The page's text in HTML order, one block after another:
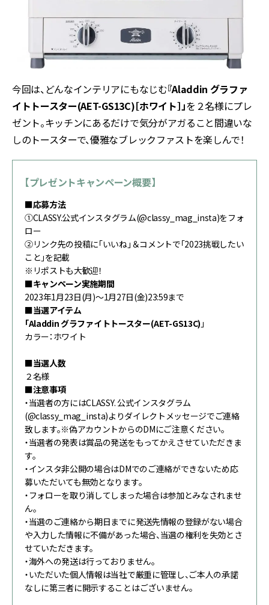
今回は、どんなインテリアにもなじむ『Aladdin グラファ
イトトースター(AET-GS13C)［ホワイト］」を２名様にプレ
ゼント。キッチンにあるだけで気分がアガること間違いな
しのトースターで、優雅なブレックファストを楽しんで！
【プレゼントキャンペーン概要】
■応募方法
①CLASSY.公式インスタグラム(@classy_mag_insta)をフォ
ロー
②リンク先の投稿に「いいね」＆コメントで「2023挑戦したい
こと」を記載
※リポストも大歓迎！
■キャンペーン実施期間
2023年1月23日(月)〜1月27日(金)23:59まで
■当選アイテム
「Aladdin グラファイトトースター(AET-GS13C) 」
カラー：ホワイト
■当選人数
２名様
■注意事項
・当選者の方にはCLASSY. 公式インスタグラム
(@classy_mag_insta)よりダイレクトメッセージでご連絡
致します。※偽アカウントからのDMにご注意ください。
・当選者の発表は賞品の発送をもってかえさせていただきま
す。
・インスタ非公開の場合はDMでのご連絡ができないため応
募いただいても無効となります。
・フォローを取り消してしまった場合は参加とみなされませ
ん。
・当選のご連絡から期日までに発送先情報の登録がない場合
や入力した情報に不備があった場合、当選の権利を失効とさ
せていただきます。
・海外への発送は行っておりません。
・いただいた個人情報は当社で厳重に管理し、ご本人の承諾
なしに第三者に開示することはございません。